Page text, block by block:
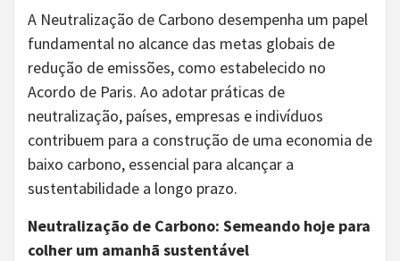
A Neutralização de Carbono desempenha um papel
fundamental no alcance das metas globais de
redução de emissões, como estabelecido no
Acordo de Paris. Ao adotar práticas de
neutralização, países, empresas e indivíduos
contribuem para a construção de uma economia de
baixo carbono, essencial para alcançar a
sustentabilidade a longo prazo.
Neutralização de Carbono: Semeando hoje para
colher um amanhã sustentável